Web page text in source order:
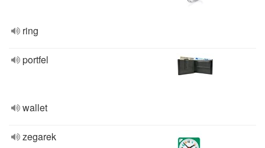
ring
portfel
wallet
zegarek